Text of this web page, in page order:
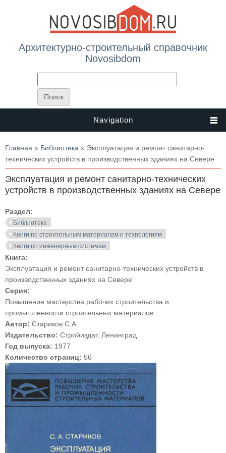
Архитектурно-строительный справочник
Novosibdom
Navigation
Вы здесь
Главная » Библиотека » Эксплуатация и ремонт санитарно-
технических устройств в производственных зданиях на Севере
Эксплуатация и ремонт санитарно-технических
устройств в производственных зданиях на Севере
Раздел:
Библиотека
Книги по строительным материалам и технологиям
Книги по инженерным системам
Книга:
Эксплуатация и ремонт санитарно-технических устройств в
производственных зданиях на Севере
Серия:
Повышение мастерства рабочих строительства и
промышленности строительных материалов
Автор: Стариков С.А.
Издательство: Стройиздат. Ленинград
Год выпуска: 1977
Количество страниц: 56